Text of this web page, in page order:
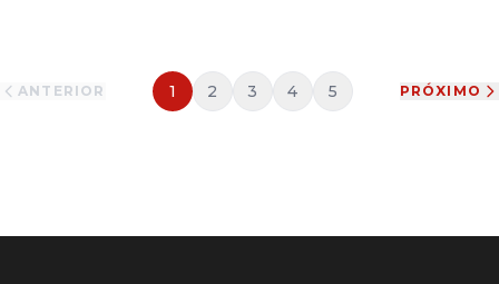
ANTERIOR 1 2 3 4 5 PRÓXIMO